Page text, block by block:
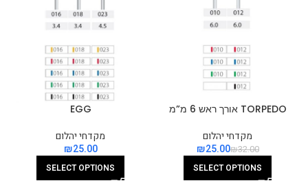
TORPEDO אורך ראש 6 מ”מ
מקדחי יהלום
₪32.00
₪25.00
SELECT OPTIONS
EGG
מקדחי יהלום
₪
SELECT OPTIONS